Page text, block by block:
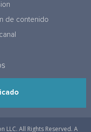
de contenido
LLC. All Rights Reserved. A